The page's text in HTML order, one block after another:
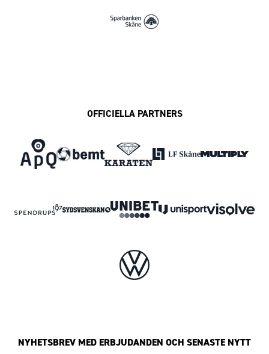
OFFICIELLA PARTNERS
NYHETSBREV MED ERBJUDANDEN OCH SENASTE NYTT